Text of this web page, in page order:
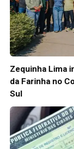
Zequinha Lima
da Farinha no
Sul